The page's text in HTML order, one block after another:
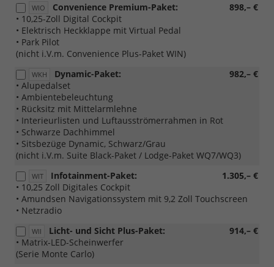
WIO 898,– €
Convenience Premium-Paket:
• 10,25-Zoll Digital Cockpit
• Elektrisch Heckklappe mit Virtual Pedal
• Park Pilot
(nicht i.V.m. Convenience Plus-Paket WIN)
WKH 982,– €
Dynamic-Paket:
• Alupedalset
• Ambientebeleuchtung
• Rücksitz mit Mittelarmlehne
• Interieurlisten und Luftausströmerrahmen in Rot
• Schwarze Dachhimmel
• Sitsbezüge Dynamic, Schwarz/Grau
(nicht i.V.m. Suite Black-Paket / Lodge-Paket WQ7/WQ3)
WIT 1.305,– €
Infotainment-Paket:
• 10,25 Zoll Digitales Cockpit
• Amundsen Navigationssystem mit 9,2 Zoll Touchscreen
• Netzradio
WII 914,– €
Licht- und Sicht Plus-Paket:
• Matrix-LED-Scheinwerfer
(Serie Monte Carlo)